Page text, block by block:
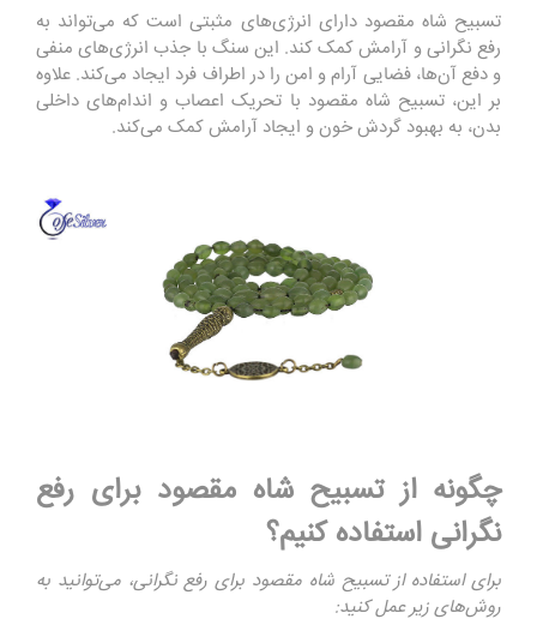
تسبیح شاه مقصود دارای انرژی‌های مثبتی است که می‌تواند به
رفع نگرانی و آرامش کمک کند. این سنگ با جذب انرژی‌های منفی
و دفع آن‌ها، فضایی آرام و امن را در اطراف فرد ایجاد می‌کند. علاوه
بر این، تسبیح شاه مقصود با تحریک اعصاب و اندام‌های داخلی
بدن، به بهبود گردش خون و ایجاد آرامش کمک می‌کند.
چگونه از تسبیح شاه مقصود برای رفع
نگرانی استفاده کنیم؟
برای استفاده از تسبیح شاه مقصود برای رفع نگرانی، می‌توانید به
روش‌های زیر عمل کنید: